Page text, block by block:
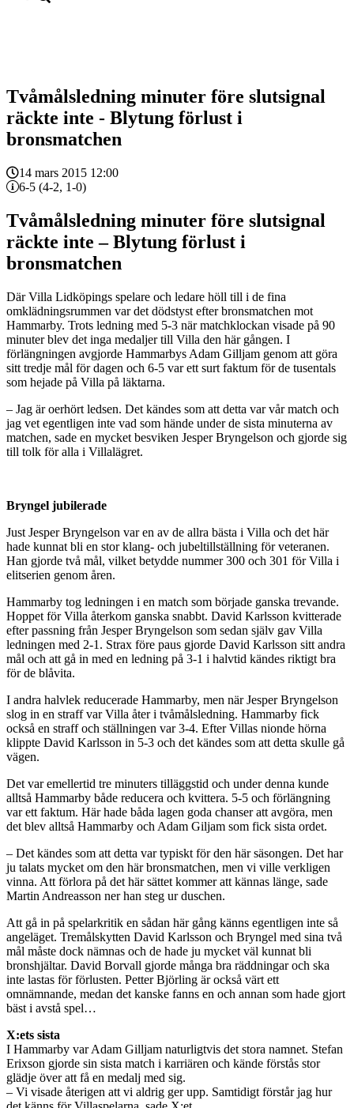
Tvåmålsledning minuter före slutsignal
räckte inte - Blytung förlust i
bronsmatchen
14 mars 2015 12:00
6-5 (4-2, 1-0)
Tvåmålsledning minuter före slutsignal
räckte inte – Blytung förlust i
bronsmatchen
Där Villa Lidköpings spelare och ledare höll till i de fina
omklädningsrummen var det dödstyst efter bronsmatchen mot
Hammarby. Trots ledning med 5-3 när matchklockan visade på 90
minuter blev det inga medaljer till Villa den här gången. I
förlängningen avgjorde Hammarbys Adam Gilljam genom att göra
sitt tredje mål för dagen och 6-5 var ett surt faktum för de tusentals
som hejade på Villa på läktarna.
– Jag är oerhört ledsen. Det kändes som att detta var vår match och
jag vet egentligen inte vad som hände under de sista minuterna av
matchen, sade en mycket besviken Jesper Bryngelson och gjorde sig
till tolk för alla i Villalägret.
Bryngel jubilerade
Just Jesper Bryngelson var en av de allra bästa i Villa och det här
hade kunnat bli en stor klang- och jubeltillställning för veteranen.
Han gjorde två mål, vilket betydde nummer 300 och 301 för Villa i
elitserien genom åren.
Hammarby tog ledningen i en match som började ganska trevande.
Hoppet för Villa återkom ganska snabbt. David Karlsson kvitterade
efter passning från Jesper Bryngelson som sedan själv gav Villa
ledningen med 2-1. Strax före paus gjorde David Karlsson sitt andra
mål och att gå in med en ledning på 3-1 i halvtid kändes riktigt bra
för de blåvita.
I andra halvlek reducerade Hammarby, men när Jesper Bryngelson
slog in en straff var Villa åter i tvåmålsledning. Hammarby fick
också en straff och ställningen var 3-4. Efter Villas nionde hörna
klippte David Karlsson in 5-3 och det kändes som att detta skulle gå
vägen.
Det var emellertid tre minuters tilläggstid och under denna kunde
alltså Hammarby både reducera och kvittera. 5-5 och förlängning
var ett faktum. Här hade båda lagen goda chanser att avgöra, men
det blev alltså Hammarby och Adam Giljam som fick sista ordet.
– Det kändes som att detta var typiskt för den här säsongen. Det har
ju talats mycket om den här bronsmatchen, men vi ville verkligen
vinna. Att förlora på det här sättet kommer att kännas länge, sade
Martin Andreasson ner han steg ur duschen.
Att gå in på spelarkritik en sådan här gång känns egentligen inte så
angeläget. Tremålskytten David Karlsson och Bryngel med sina två
mål måste dock nämnas och de hade ju mycket väl kunnat bli
bronshjältar. David Borvall gjorde många bra räddningar och ska
inte lastas för förlusten. Petter Björling är också värt ett
omnämnande, medan det kanske fanns en och annan som hade gjort
bäst i avstå spel…
X:ets sista
I Hammarby var Adam Gilljam naturligtvis det stora namnet. Stefan
Erixson gjorde sin sista match i karriären och kände förstås stor
glädje över att få en medalj med sig.
– Vi visade återigen att vi aldrig ger upp. Samtidigt förstår jag hur